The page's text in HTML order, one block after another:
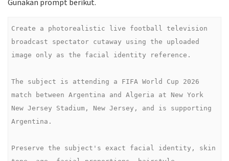
Create a photorealistic live football television
broadcast spectator cutaway using the uploaded
image only as the facial identity reference.
The subject is attending a FIFA World Cup 2026
match between Argentina and Algeria at New York
New Jersey Stadium, New Jersey, and is supporting
Argentina.
Preserve the subject's exact facial identity, skin